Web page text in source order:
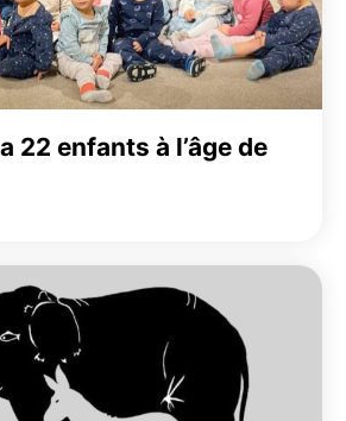
22 enfants à l’âge de